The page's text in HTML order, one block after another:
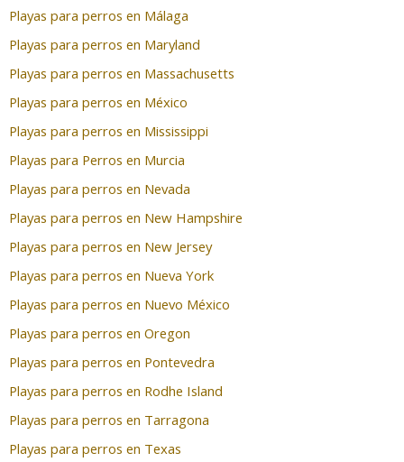
Playas para perros en Málaga
Playas para perros en Maryland
Playas para perros en Massachusetts
Playas para perros en México
Playas para perros en Mississippi
Playas para Perros en Murcia
Playas para perros en Nevada
Playas para perros en New Hampshire
Playas para perros en New Jersey
Playas para perros en Nueva York
Playas para perros en Nuevo México
Playas para perros en Oregon
Playas para perros en Pontevedra
Playas para perros en Rodhe Island
Playas para perros en Tarragona
Playas para perros en Texas